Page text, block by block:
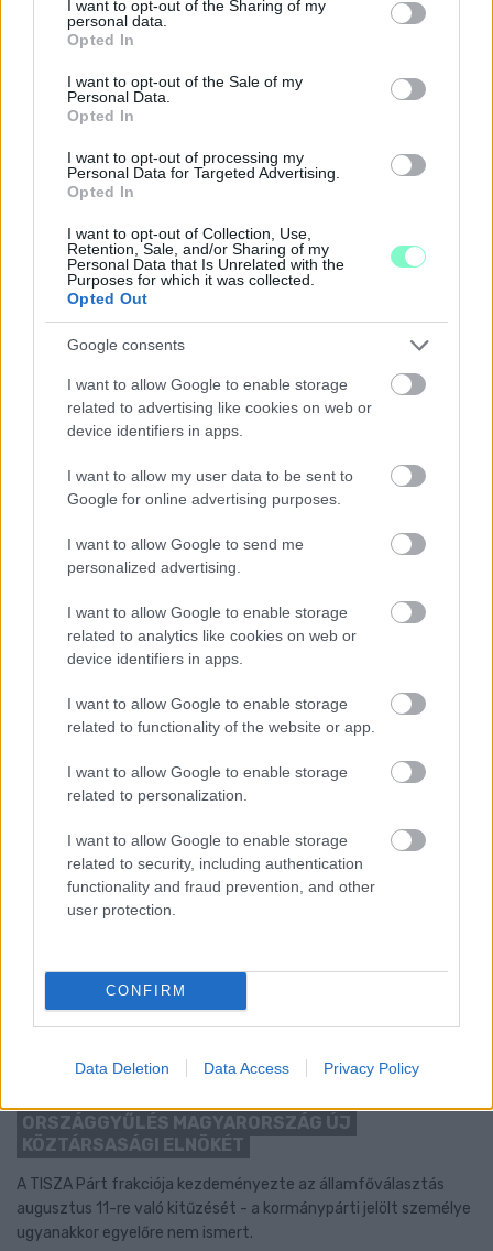
not limited to your visit or usage behaviour. You may click to
grant or deny consent to Google and its third-party tags to
use your data for below specified purposes in below Google
consent section.
I want to opt-out of the Sharing of my
personal data.
Opted In
I want to opt-out of the Sale of my
Personal Data.
Opted In
I want to opt-out of processing my
Personal Data for Targeted Advertising.
Opted In
I want to opt-out of Collection, Use,
Retention, Sale, and/or Sharing of my
Personal Data that Is Unrelated with the
Purposes for which it was collected.
Opted Out
Google consents
I want to allow Google to enable storage
related to advertising like cookies on web or
device identifiers in apps.
I want to allow my user data to be sent to
Google for online advertising purposes.
I want to allow Google to send me
personalized advertising.
I want to allow Google to enable storage
related to analytics like cookies on web or
device identifiers in apps.
I want to allow Google to enable storage
related to functionality of the website or app.
I want to allow Google to enable storage
related to personalization.
I want to allow Google to enable storage
related to security, including authentication
functionality and fraud prevention, and other
user protection.
CONFIRM
Data Deletion Data Access Privacy Policy
GYŐRI RÓMER MÚZEUMBAN
hét második felére, a hőségriadó idején ráadásul a Várkazamata
– Kőtár is díjmentesen látogatható.
Szólj hozzá!
CZUNYINÉ HARCA A GMAIL ÉS AZ ÖNKÉNY ELLEN
- LETILTOTTA A GOOGLE A VÉDVONAL LEVELEZŐ
Nem vicc! A Fidesz maradéka tényleg egy ingyenes e-mail
szolgáltatást használt, hogy megvédje a Fidesz maradékát.
Szólj hozzá!
ORSZÁGGYŰLÉS MAGYARORSZÁG ÚJ
KÖZTÁRSASÁGI ELNÖKÉT
A TISZA Párt frakciója kezdeményezte az államfőválasztás
augusztus 11-re való kitűzését - a kormánypárti jelölt személye
ugyanakkor egyelőre nem ismert.